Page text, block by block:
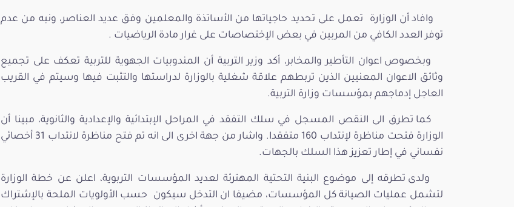
وافاد أن الوزارة تعمل على تحديد حاجياتها من الأساتذة والمعلمين وفق عديد العناصر، ونبه من عدم
توفر العدد الكافي من المربين في بعض الإختصاصات على غرار مادة الرياضيات .
وبخصوص اعوان التأطير والمخابر، أكد وزير التربية أن المندوبيات الجهوية للتربية تعكف على تجميع
وثائق الاعوان المعنيين الذين تربطهم علاقة شغلية بالوزارة لدراستها والتثبت فيها وسيتم في القريب
العاجل إدماجهم بمؤسسات وزارة التربية.
كما تطرق الى النقص المسجل في سلك التفقد في المراحل الإبتدائية والإعدادية والثانوية، مبينا أن
الوزارة فتحت مناظرة لإنتداب 160 متفقدا. واشار من جهة اخرى الى انه تم فتح مناظرة لانتداب 31 أخصائي
نفساني في إطار تعزيز هذا السلك بالجهات.
ولدى تطرقه إلى موضوع البنية التحتية المهترئة لعديد المؤسسات التربوية، اعلن عن خطة الوزارة
لتشمل عمليات الصيانة كل المؤسسات، مضيفا ان التدخل سيكون حسب الأولويات الملحة بالإشتراك